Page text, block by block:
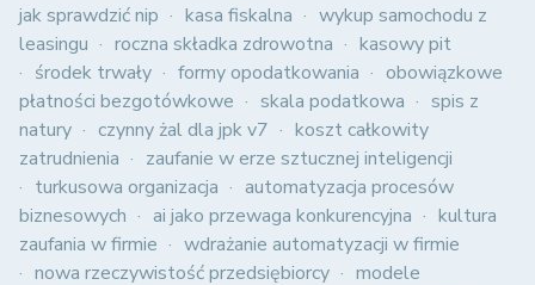
jak sprawdzić nip kasa fiskalna
wykup samochodu z
leasingu
roczna składka zdrowotna
kasowy pit
środek trwały
formy opodatkowania
obowiązkowe
płatności bezgotówkowe
skala podatkowa
spis z
natury
czynny żal dla jpk v7
koszt całkowity
zatrudnienia
zaufanie w erze sztucznej inteligencji
turkusowa organizacja
automatyzacja procesów
biznesowych
ai jako przewaga konkurencyjna
kultura
zaufania w firmie
wdrażanie automatyzacji w firmie
nowa rzeczywistość przedsiębiorcy
modele